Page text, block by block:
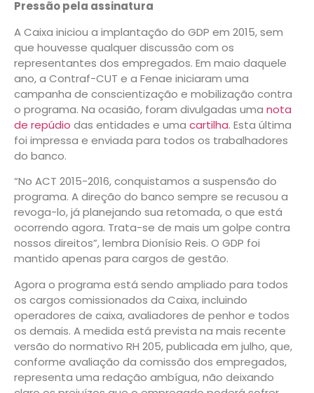
Pressão pela assinatura
A Caixa iniciou a implantação do GDP em 2015, sem
que houvesse qualquer discussão com os
representantes dos empregados. Em maio daquele
ano, a Contraf-CUT e a Fenae iniciaram uma
campanha de conscientização e mobilização contra
o programa. Na ocasião, foram divulgadas uma nota
de repúdio das entidades e uma cartilha. Esta última
foi impressa e enviada para todos os trabalhadores
do banco.
“No ACT 2015-2016, conquistamos a suspensão do
programa. A direção do banco sempre se recusou a
revoga-lo, já planejando sua retomada, o que está
ocorrendo agora. Trata-se de mais um golpe contra
nossos direitos”, lembra Dionísio Reis. O GDP foi
mantido apenas para cargos de gestão.
Agora o programa está sendo ampliado para todos
os cargos comissionados da Caixa, incluindo
operadores de caixa, avaliadores de penhor e todos
os demais. A medida está prevista na mais recente
versão do normativo RH 205, publicada em julho, que,
conforme avaliação da comissão dos empregados,
representa uma redação ambígua, não deixando